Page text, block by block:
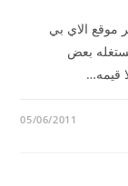
موقع الاي بي
بعض
قيمه…
05/06/2011